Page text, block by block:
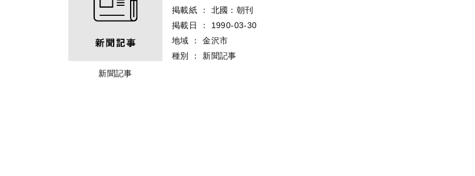
新聞記事
掲載紙 ：
北國：朝刊
掲載日
：
1990-03-30
地域
：
金沢市
種別
： 新聞記事